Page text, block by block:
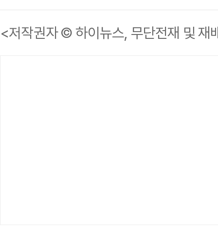
<저작권자 © 하이뉴스, 무단전재 및 재